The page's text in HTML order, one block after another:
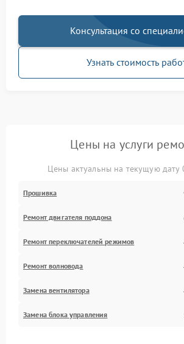
Консультация со
Узнать стоимость
Цены на услуги
Цены актуальны на текущую дату
Прошивка
Ремонт двигателя поддона
Ремонт переключателей режимов
Ремонт волновода
Замена вентилятора
Замена блока управления